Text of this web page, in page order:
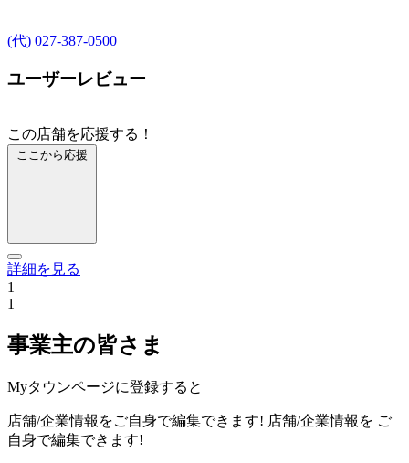
(代) 027-387-0500
ユーザーレビュー
この店舗を応援する！
ここから応援
詳細を見る
1
1
事業主の皆さま
Myタウンページに登録すると
店舗/企業情報をご自身で編集できます! 店舗/企業情報を ご
自身で編集できます!